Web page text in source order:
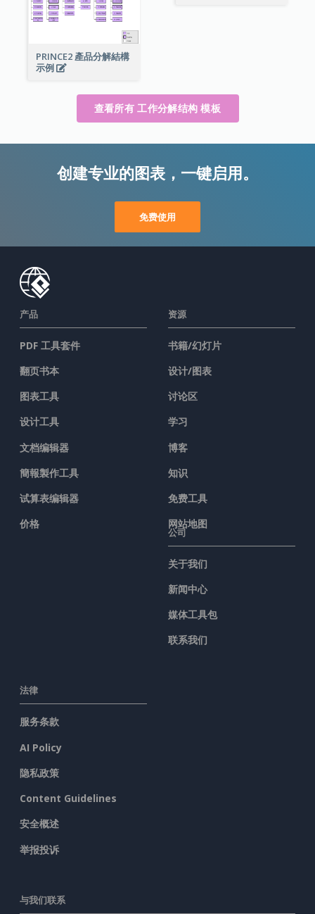
PRINCE2 產品分解結構
示例
查看所有 工作分解结构 模板
创建专业的图表，一键启用。
免费使用
产品
PDF 工具套件
翻页书本
图表工具
设计工具
文档编辑器
簡報製作工具
试算表编辑器
价格
资源
书籍/幻灯片
设计/图表
讨论区
学习
博客
知识
免费工具
网站地图
公司
关于我们
新闻中心
媒体工具包
联系我们
法律
服务条款
AI Policy
隐私政策
Content Guidelines
安全概述
举报投诉
与我们联系